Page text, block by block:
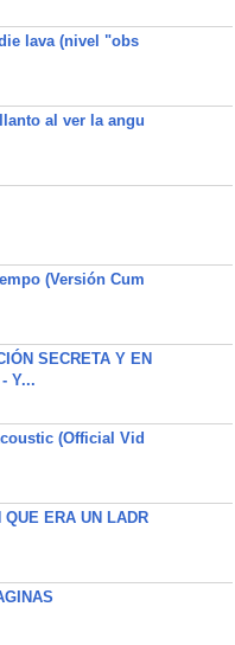
lava (nivel "obs
al ver la angu
(Versión Cum
SECRETA Y EN
Y...
(Official Vid
ERA UN LADR